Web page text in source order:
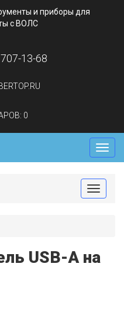
и приборы для
с ВОЛС
13-68
0
Меню
Toggle
USB-A на